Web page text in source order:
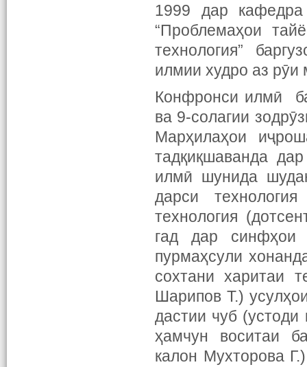
1999 дар
“Проблемаҳои
технология”
илмии худро аз рӯи
Конфронси илмӣ
ва 9-солагии
Марҳилаҳои
тадқиқшаванда
илмӣ шунида
дарси
технология
гад дар синфҳои
пурмаҳсули
сохтани харитаи
Шарипов Т.)
дастии чуб
ҳамчун воситаи
калон Мухторова